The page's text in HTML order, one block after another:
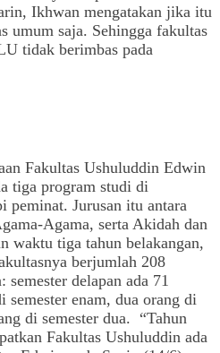
Ikhwan mengatakan jika itu
umum saja. Sehingga fakultas
tidak berimbas pada
Fakultas Ushuluddin Edwin
tiga program studi di
peminat. Jurusan itu antara
Agama, serta Akidah dan
waktu tiga tahun belakangan,
berjumlah 208
delapan ada 71
enam, dua orang di
di semester dua. “Tahun
Fakultas Ushuluddin ada